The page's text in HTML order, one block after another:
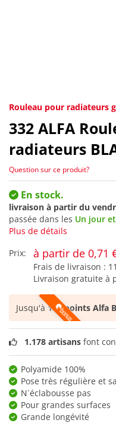
Rouleau pour radiateurs
332 ALFA
radiateurs
Question sur ce produit?
En stock.
livraison à partir du
passée dans les Un jour
Plus de détails
Prix:
à partir de 0,71
Frais de livraison :
Livraison gratuite à
Jusqu'à184 points Alfa
1.178 artisans font
Polyamide 100%
Pose très régulière et
N´éclabousse pas
Pour grandes surfaces
Grande longévité